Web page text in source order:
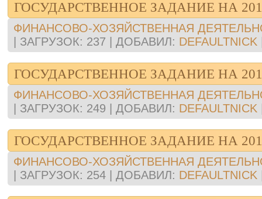
ГОСУДАРСТВЕННОЕ ЗАДАНИЕ НА
ФИНАНСОВО-ХОЗЯЙСТВЕННАЯ
ЗАГРУЗОК: 237 ДОБАВИЛ: DEFAULTNICK
ГОСУДАРСТВЕННОЕ ЗАДАНИЕ НА
ФИНАНСОВО-ХОЗЯЙСТВЕННАЯ
ЗАГРУЗОК: 249 ДОБАВИЛ: DEFAULTNICK
ГОСУДАРСТВЕННОЕ ЗАДАНИЕ НА
ФИНАНСОВО-ХОЗЯЙСТВЕННАЯ
ЗАГРУЗОК: 254 ДОБАВИЛ: DEFAULTNICK